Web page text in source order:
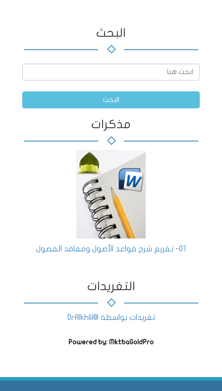
البحث
البحث
مذكرات
01- تفريغ شرح قواعد الأصول ومعاقد الفصول
التغريدات
تغريدات بواسطة @DrAlkhlil
Powered by: MktbaGoldPro